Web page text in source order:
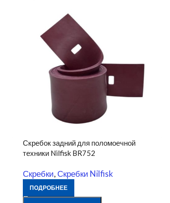
Скребок задний для поломоечной
техники Nilfisk BR752
Скребки, Скребки Nilfisk
ПОДРОБНЕЕ